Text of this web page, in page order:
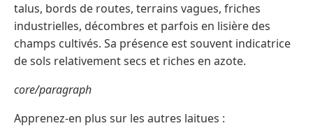
talus, bords de routes, terrains vagues, friches
industrielles, décombres et parfois en lisière des
champs cultivés. Sa présence est souvent indicatrice
de sols relativement secs et riches en azote.
core/paragraph
Apprenez-en plus sur les autres laitues :